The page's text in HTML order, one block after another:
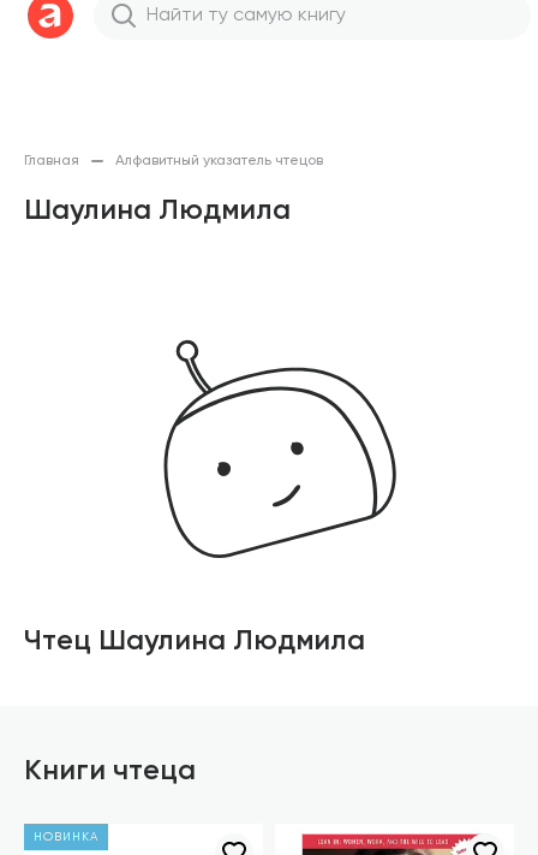
Главная Алфавитный указатель чтецов
Шаулина Людмила
Чтец Шаулина Людмила
Книги чтеца
НОВИНКА